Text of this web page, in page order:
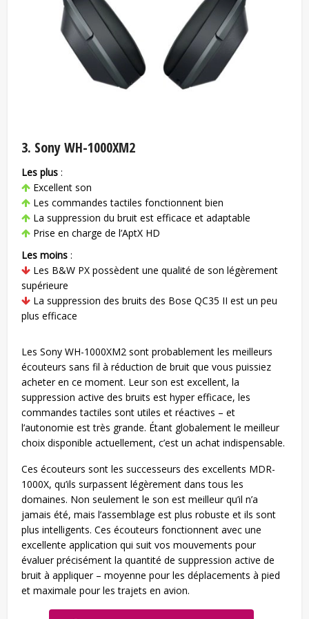
3. Sony WH-1000XM2
Les plus :
Excellent son
Les commandes tactiles fonctionnent bien
La suppression du bruit est efficace et adaptable
Prise en charge de l’AptX HD
Les moins :
Les B&W PX possèdent une qualité de son légèrement
supérieure
La suppression des bruits des Bose QC35 II est un peu
plus efficace
Les Sony WH-1000XM2 sont probablement les meilleurs
écouteurs sans fil à réduction de bruit que vous puissiez
acheter en ce moment. Leur son est excellent, la
suppression active des bruits est hyper efficace, les
commandes tactiles sont utiles et réactives – et
l’autonomie est très grande. Étant globalement le meilleur
choix disponible actuellement, c’est un achat indispensable.
Ces écouteurs sont les successeurs des excellents MDR-
1000X, qu’ils surpassent légèrement dans tous les
domaines. Non seulement le son est meilleur qu’il n’a
jamais été, mais l’assemblage est plus robuste et ils sont
plus intelligents. Ces écouteurs fonctionnent avec une
excellente application qui suit vos mouvements pour
évaluer précisément la quantité de suppression active de
bruit à appliquer – moyenne pour les déplacements à pied
et maximale pour les trajets en avion.